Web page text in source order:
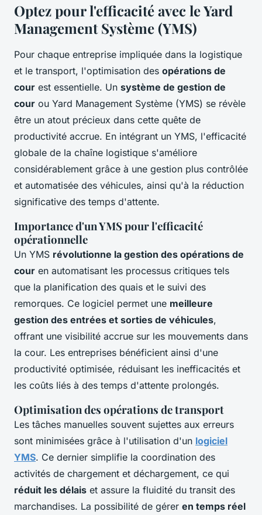
Optez pour l'efficacité avec le Yard
Management Système (YMS)
Pour chaque entreprise impliquée dans la logistique
et le transport, l'optimisation des opérations de
cour est essentielle. Un système de gestion de
cour ou Yard Management Système (YMS) se révèle
être un atout précieux dans cette quête de
productivité accrue. En intégrant un YMS, l'efficacité
globale de la chaîne logistique s'améliore
considérablement grâce à une gestion plus contrôlée
et automatisée des véhicules, ainsi qu'à la réduction
significative des temps d'attente.
Importance d'un YMS pour l'efficacité
opérationnelle
Un YMS révolutionne la gestion des opérations de
cour en automatisant les processus critiques tels
que la planification des quais et le suivi des
remorques. Ce logiciel permet une meilleure
gestion des entrées et sorties de véhicules,
offrant une visibilité accrue sur les mouvements dans
la cour. Les entreprises bénéficient ainsi d'une
productivité optimisée, réduisant les inefficacités et
les coûts liés à des temps d'attente prolongés.
Optimisation des opérations de transport
Les tâches manuelles souvent sujettes aux erreurs
sont minimisées grâce à l'utilisation d'un logiciel
YMS. Ce dernier simplifie la coordination des
activités de chargement et déchargement, ce qui
réduit les délais et assure la fluidité du transit des
marchandises. La possibilité de gérer en temps réel